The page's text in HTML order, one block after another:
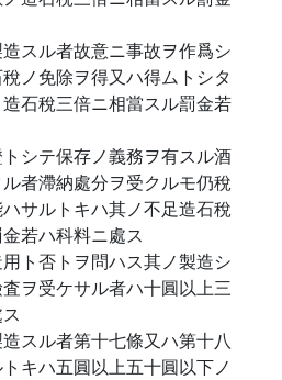
スル者故意ニ事故ヲ作爲シ
ノ免除ヲ得又ハ得ムトシタ
石稅三倍ニ相當スル罰金若
シテ保存ノ義務ヲ有スル酒
者滯納處分ヲ受クルモ仍稅
サルトキハ其ノ不足造石稅
若ハ科料ニ處ス
ト否トヲ問ハス其ノ製造シ
ヲ受ケサル者ハ十圓以上三
スル者第十七條又ハ第十八
キハ五圓以上五十圓以下ノ